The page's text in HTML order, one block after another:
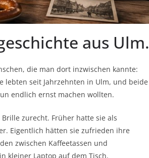
aus Ulm.
die man dort inzwischen kannte:
lebten seit Jahrzehnten in Ulm, und beide
endlich ernst machen wollten.
zurecht. Früher hatte sie als
Eigentlich hätten sie zufrieden ihre
zwischen Kaffeetassen und
kleiner Laptop auf dem Tisch.